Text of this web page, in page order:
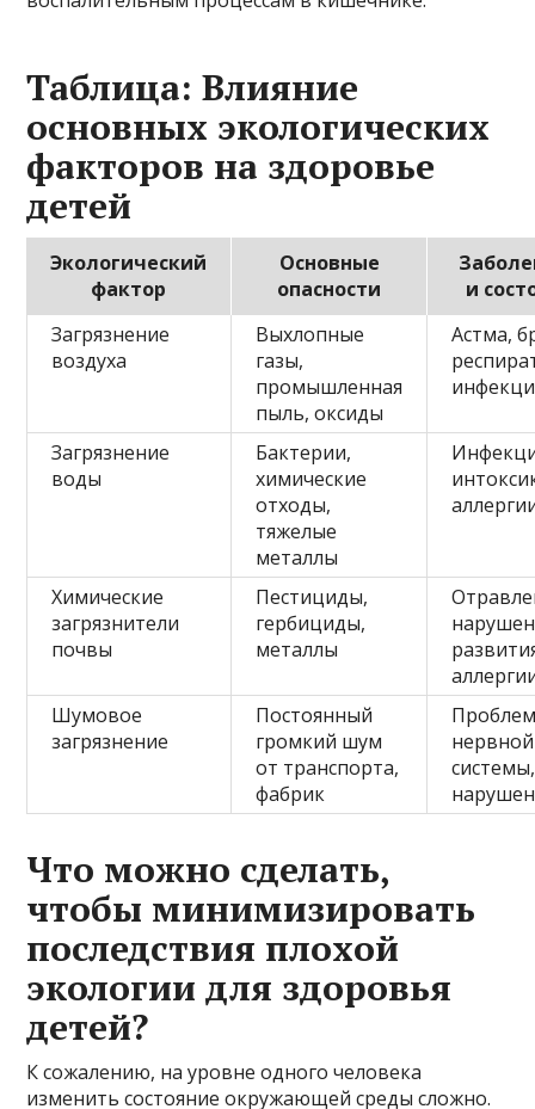
Таблица: Влияние
основных экологических
факторов на здоровье
детей
Экологический
фактор
Основные
опасности
и
Загрязнение
воздуха
Выхлопные
газы,
промышленная
пыль, оксиды
Астма,
Загрязнение
воды
Бактерии,
химические
отходы,
тяжелые
металлы
Химические
загрязнители
почвы
Пестициды,
гербициды,
металлы
Шумовое
загрязнение
Постоянный
громкий шум
от транспорта,
фабрик
нервной
системы,
Что можно сделать,
чтобы минимизировать
последствия плохой
экологии для здоровья
детей?
К сожалению, на уровне одного человека
изменить состояние окружающей среды сложно.